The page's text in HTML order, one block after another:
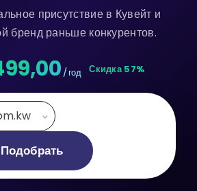
присутствие в Кувейт и
бренд раньше конкурентов.
/ год Скидка 57%
Подобрать